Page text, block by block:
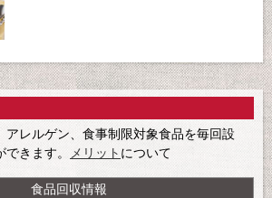
アレルゲン、食事制限対象食品を毎回設
きます。
メリット について
食品回収情報